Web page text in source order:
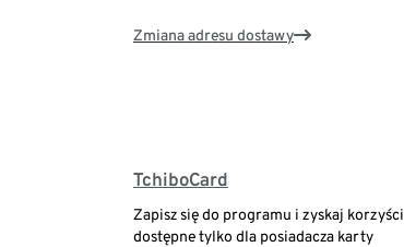
Zmiana adresu dostawy
TchiboCard
Zapisz się do programu i zyskaj korzyści
dostępne tylko dla posiadacza karty